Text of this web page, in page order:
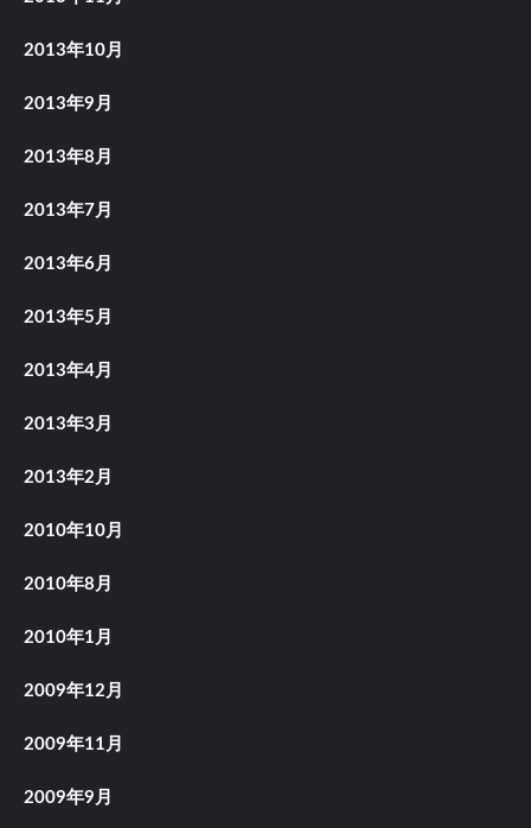
2013年10月
2013年9月
2013年8月
2013年7月
2013年6月
2013年5月
2013年4月
2013年3月
2013年2月
2010年10月
2010年8月
2010年1月
2009年12月
2009年11月
2009年9月